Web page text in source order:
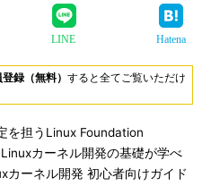
LINE Hatena
録（無料） すると全てご覧いただけ
を担うLinux Foundation
カーネル開発の基礎が学べ
カーネル開発 初心者向けガイド